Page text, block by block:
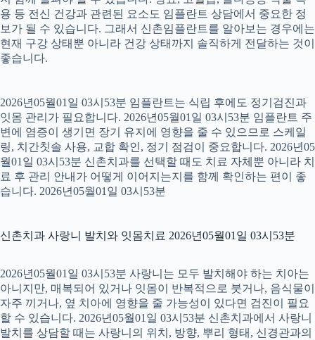
용 등 전신 건강과 관련된 요소도 임플란트 상담에서 중요한 정
보가 될 수 있습니다. 그래서 신촌임플란트를 알아보는 경우에는
현재 구강 상태뿐 아니라 건강 상태까지 솔직하게 전달하는 것이
좋습니다.
2026년05월01일 03시53분 임플란트는 식립 후에도 정기검진과
잇몸 관리가 필요합니다. 2026년05월01일 03시53분 임플란트 주
변에 염증이 생기면 장기 유지에 영향을 줄 수 있으므로 스케일
링, 치간칫솔 사용, 교합 확인, 정기 점검이 중요합니다. 2026년05
월01일 03시53분 신촌치과를 선택할 때도 치료 자체뿐 아니라 치
료 후 관리 안내가 어떻게 이어지는지를 함께 확인하는 편이 좋
습니다. 2026년05월01일 03시53분
신촌치과 사랑니 발치와 잇몸치료 2026년05월01일 03시53분
2026년05월01일 03시53분 사랑니는 모두 발치해야 하는 치아는
아니지만, 매복되어 있거나 잇몸이 반복적으로 붓거나, 음식물이
자주 끼거나, 옆 치아에 영향을 줄 가능성이 있다면 검진이 필요
할 수 있습니다. 2026년05월01일 03시53분 신촌치과에서 사랑니
발치를 상담할 때는 사랑니의 위치, 방향, 뿌리 형태, 신경관과의